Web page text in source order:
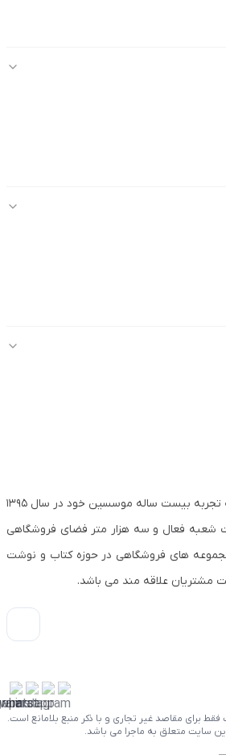
گروه کتاب ماجرا به پشتوانه تجربه بیست ساله موسسین خود در سال ۱۳۹۵
شعبه فعال و سه هزار متر فضای فروشگاهی
مجموعه های فروشگاهی در حوزه کتاب و نوشت
مشتریان علاقه مند می باشد.
برای مقاصد غیر تجاری و با ذکر منبع بلامانع است.
سایت متعلق به ماجرا می باشد.